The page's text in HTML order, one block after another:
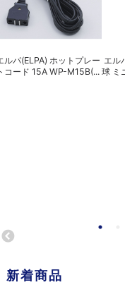
ルパ(ELPA) ホットプレー
コード 15A WP-M15B(...
エル
球 ミ
新着商品